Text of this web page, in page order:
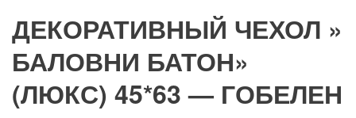
ДЕКОРАТИВНЫЙ ЧЕХОЛ »
БАЛОВНИ БАТОН»
(ЛЮКС) 45*63 — ГОБЕЛЕН